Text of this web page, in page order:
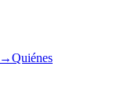
→Quiénes